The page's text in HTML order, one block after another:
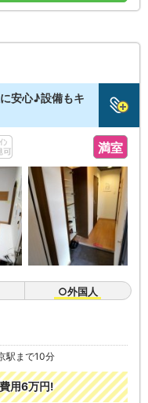
安心♪設備もキ
満室
○外国人
駅まで10分
用6万円!